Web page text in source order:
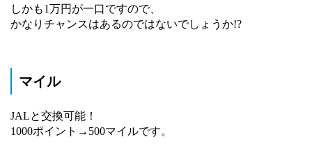
しかも1万円が一口ですので、
かなりチャンスはあるのではないでしょうか!?
マイル
JALと交換可能！
1000ポイント→500マイルです。